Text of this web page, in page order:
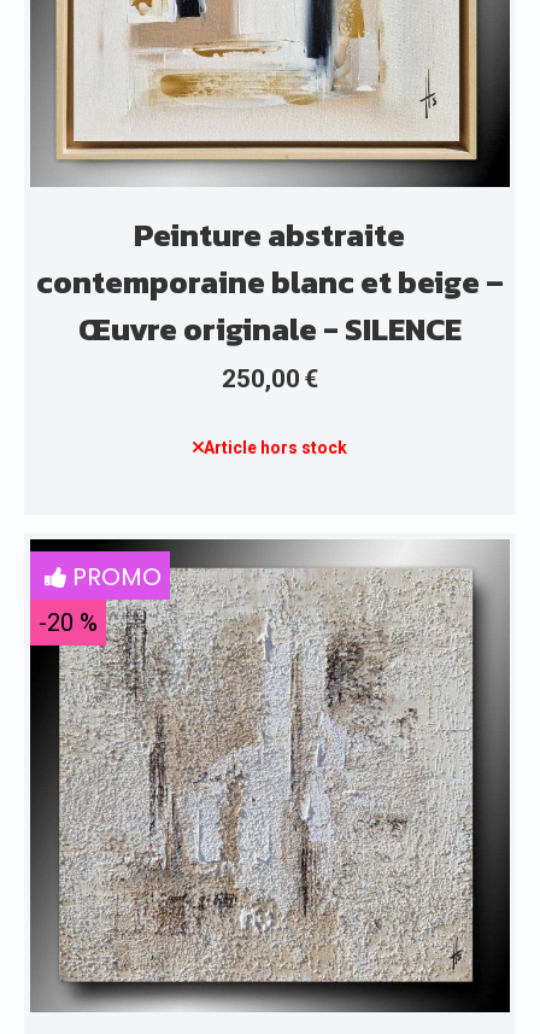
Peinture abstraite
contemporaine blanc et beige –
Œuvre originale - SILENCE
250,00 €
Article hors stock
PROMO
-20 %